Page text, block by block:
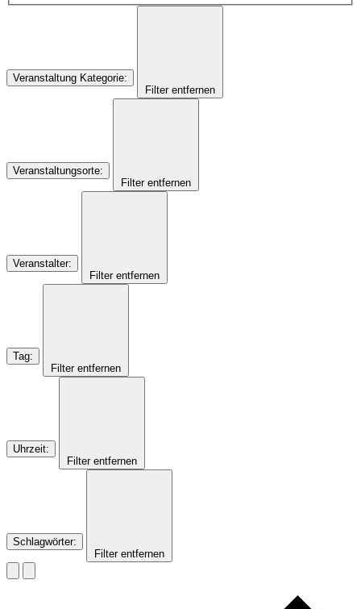
Veranstaltung Kategorie:
Filter entfernen
Veranstaltungsorte:
Filter entfernen
Veranstalter:
Filter entfernen
Tag:
Filter entfernen
Uhrzeit:
Filter entfernen
Schlagwörter:
Filter entfernen